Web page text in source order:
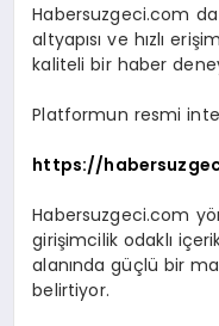
Habersuzgeci.com
altyapısı ve hızlı
kaliteli bir haber
Platformun resmi
https://
Habersuzgeci.com
girişimcilik odaklı
alanında güçlü bir
belirtiyor.